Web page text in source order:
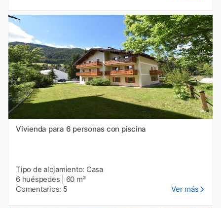
Vivienda para 6 personas con piscina
Tipo de alojamiento: Casa
6 huéspedes
60 m²
Comentarios: 5
Ver más